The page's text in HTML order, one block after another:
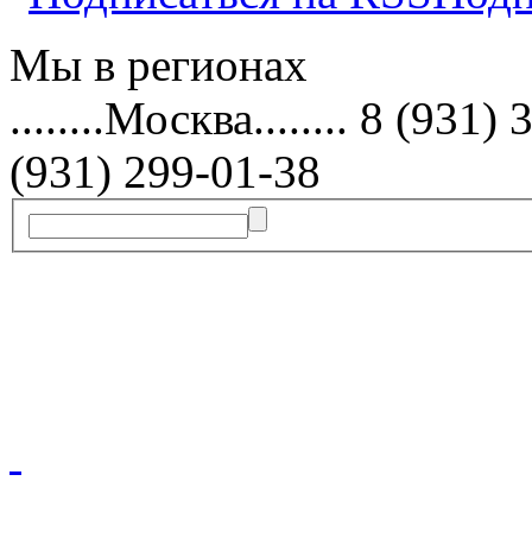
Мы в регионах
........Москва........ 8 (931)
(931) 299-01-38